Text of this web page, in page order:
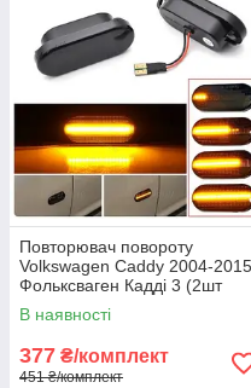
Повторювач повороту
Volkswagen Caddy 2004-2015
Фольксваген Кадді 3 (2шт
динамічні чорні ЛЕД)
В наявності
377 ₴/комплект
451 ₴/комплект